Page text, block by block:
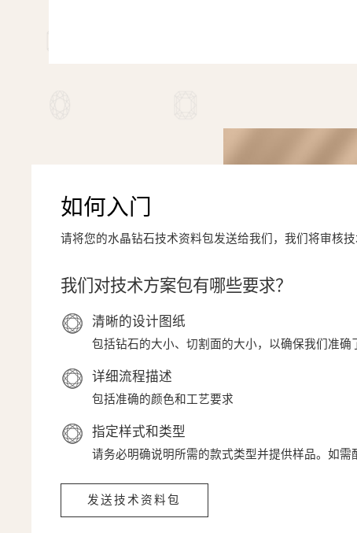
如何入门
请将您的水晶钻石技术资料包发送给我们，我们将审核
我们对技术方案包有哪些要求？
清晰的设计图纸
包括钻石的大小、切割面的大小，以确保我们准确
详细流程描述
包括准确的颜色和工艺要求
指定样式和类型
请务必明确说明所需的款式类型并提供样品。如需
发送技术资料包